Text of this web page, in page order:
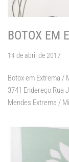
BOTOX EM
14 de abril de 2017
Botox em Extrema /
3741 Endereço Rua
Mendes Extrema /